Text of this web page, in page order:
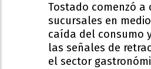
Tostado comenzó a
sucursales en
caída del consumo
las señales de
el sector